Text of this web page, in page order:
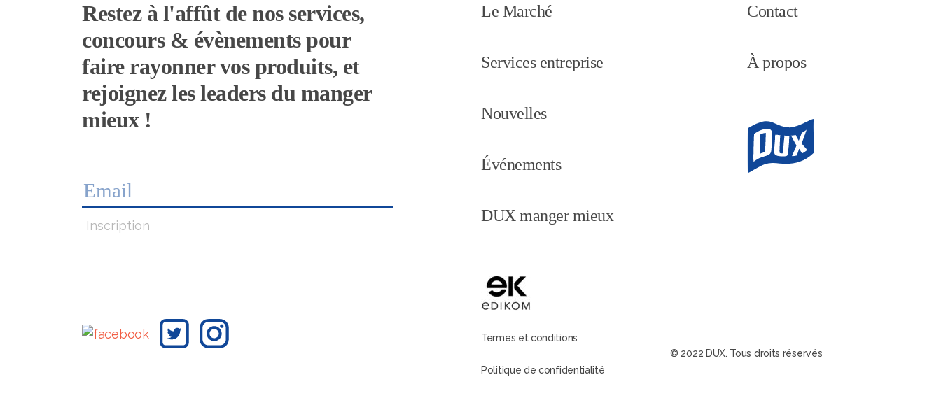
Restez à l'affût de nos services,
concours & évènements pour
faire rayonner vos produits, et
rejoignez les leaders du manger
mieux !
Inscription
Le Marché
Services entreprise
Nouvelles
Événements
DUX manger mieux
Contact
À propos
Termes et conditions
Politique de confidentialité
© 2022 DUX. Tous droits réservés